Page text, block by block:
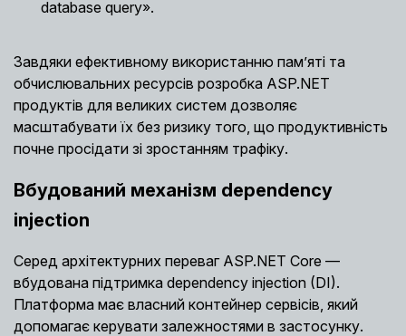
database query».
Завдяки ефективному використанню пам’яті та
обчислювальних ресурсів розробка ASP.NET
продуктів для великих систем дозволяє
масштабувати їх без ризику того, що продуктивність
почне просідати зі зростанням трафіку.
Вбудований механізм dependency
injection
Серед архітектурних переваг ASP.NET Core —
вбудована підтримка dependency injection (DI).
Платформа має власний контейнер сервісів, який
допомагає керувати залежностями в застосунку.